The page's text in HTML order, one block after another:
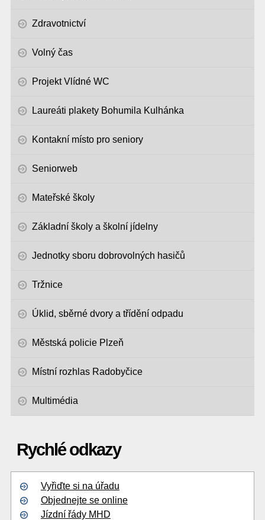
Zdravotnictví
Volný čas
Projekt Vlídné WC
Laureáti plakety Bohumila Kulhánka
Kontakní místo pro seniory
Seniorweb
Mateřské školy
Základní školy a školní jídelny
Jednotky sboru dobrovolných hasičů
Tržnice
Úklid, sběrné dvory a třídění odpadu
Městská policie Plzeň
Místní rozhlas Radobyčice
Multimédia
Rychlé odkazy
Vyřiďte si na úřadu
Objednejte se online
Jízdní řády MHD